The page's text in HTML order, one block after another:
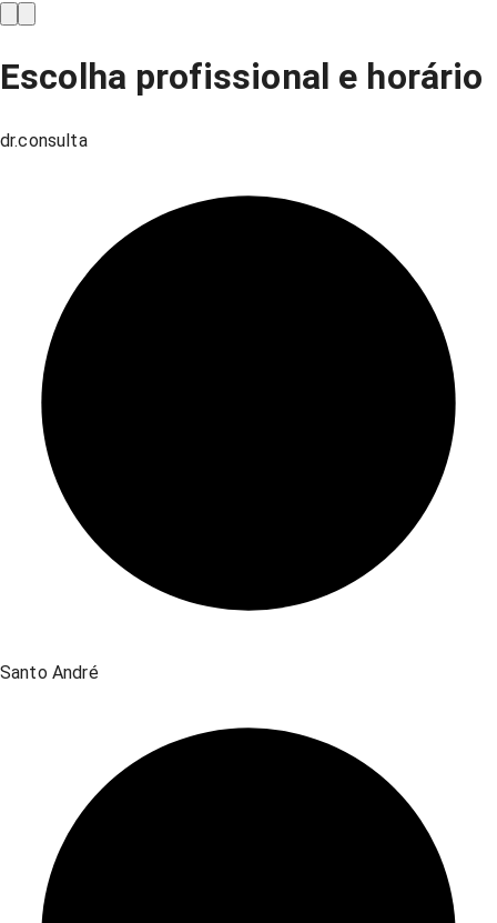
Escolha profissional e horário
dr.consulta
Santo André